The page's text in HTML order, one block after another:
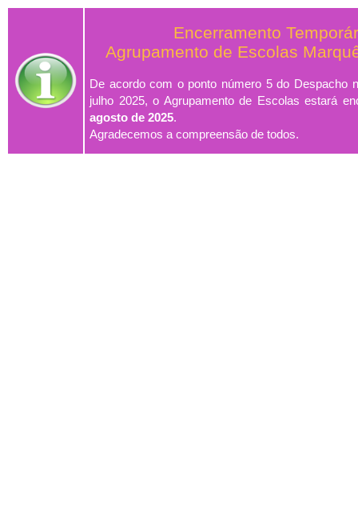
Encerramento
Agrupamento de Escolas
De acordo com o ponto número 5 do Despacho
julho 2025, o Agrupamento de Escolas estará
agosto de 2025.
Agradecemos a compreensão de todos.